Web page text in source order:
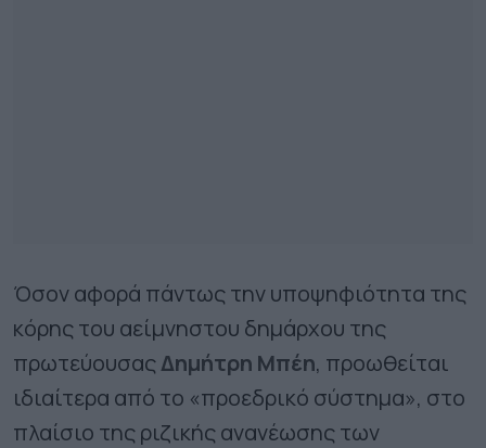
Όσον αφορά πάντως την υποψηφιότητα της
κόρης του αείμνηστου δημάρχου της
πρωτεύουσαςΔημήτρη Μπέη, προωθείται
ιδιαίτερα από το «προεδρικό σύστημα», στο
πλαίσιο της ριζικής ανανέωσης των